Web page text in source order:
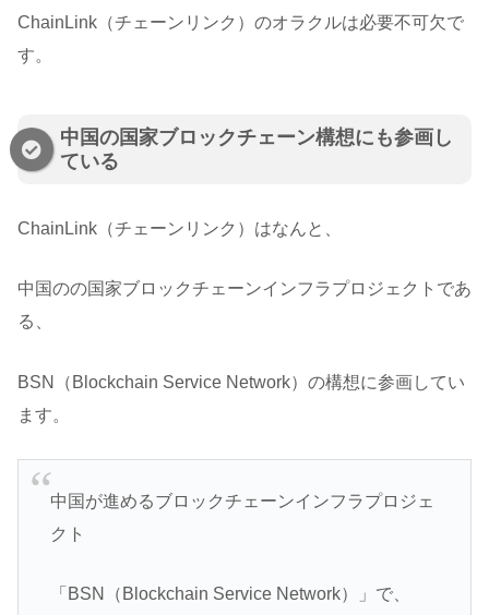
ChainLink（チェーンリンク）のオラクルは必要不可欠で
す。
中国の国家ブロックチェーン構想にも参画し
ている
ChainLink（チェーンリンク）はなんと、
中国のの国家ブロックチェーンインフラプロジェクトであ
る、
BSN（Blockchain Service Network）の構想に参画してい
ます。
中国が進めるブロックチェーンインフラプロジェ
クト
「BSN（Blockchain Service Network）」で、